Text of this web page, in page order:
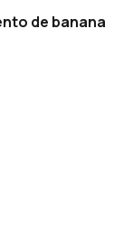
de banana